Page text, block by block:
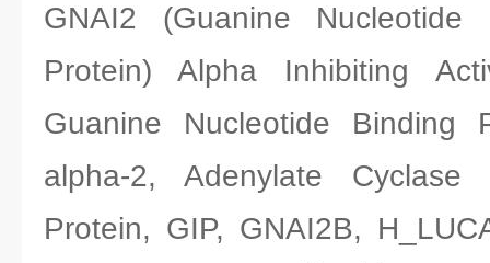
GNAI2 (Guanine
Protein) Alpha Inhibiting
Guanine Nucleotide Binding
alpha-2, Adenylate
Protein, GIP, GNAI2B,